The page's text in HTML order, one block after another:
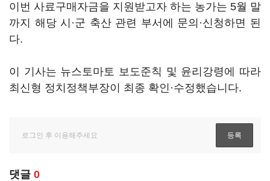
이번 사료구매자금을 지원받고자 하는 농가는 5월 말
까지 해당 시·군 축산 관련 부서에 문의·신청하면 된
다.
이 기사는 뉴스토마토 보도준칙 및 윤리강령에 따라
최신형 정치정책부장이 최종 확인·수정했습니다.
댓글 0